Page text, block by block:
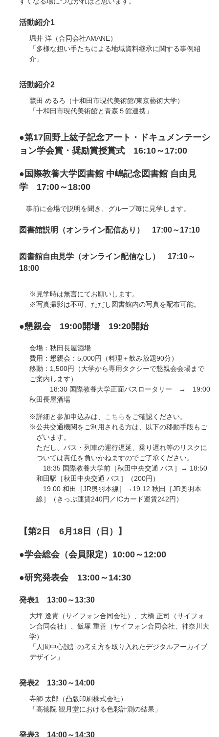
活動紹介1
堀井 洋（合同会社AMANE）
「多様な担い手たちによる地域資料継承に関する事例紹
介」
活動紹介2
鷲田 めるろ（十和田市現代美術館/東京藝術大学）
「十和田市現代美術館と青森５館連携」
●第17回野上紘子記念アート・ドキュメンテーシ
ョン学会賞・奨励賞授賞式 16:10～17:00
●国際教養大学図書館 中嶋記念図書館 自由見
学 17:00～18:00
事前に会場で説明を聞き、グループ毎に見学します。
図書館説明（オンライン配信あり） 17:00～17:10
図書館自由見学（オンライン配信なし） 17:10～
18:00
見学時は無言にてお願いします。
写真撮影は不可、ただし図書館内の写真を配布可能。
●懇親会 19:00開場 19:20開始
会場：秋田長屋酒場
費用：懇親会：5,000円（料理＋飲み放題90分）
移動：1,500円（大学から専用タクシーで懇親会会場まで
ご案内します）
18:30 国際教養大学正面バスロータリー → 19:00
秋田長屋酒場
詳細と参加申込みは、 こちらをご確認ください。
公共交通機関をご利用される方は、以下の移動手段もご
ざいます。
ただし、バス・列車の運行遅延、乗り遅れ等のリスクに
ついては責任を負いかねますのでご了承ください。
18:35 国際教養大学前［秋田中央交通 バス］→ 18:50
和田駅［秋田中央交通 バス］（200円）
19:00 和田［JR奥羽本線］→19:12 秋田［JR奥羽本
線］（きっぷ運賃240円／ICカード運賃242円）
【第2日 6月18日（日）】
●学会総会（会員限定）10:00～12:00
●研究発表会 13:00～14:30
発表1 13:00～13:30
大坪 逸貴（サイフォン合同会社）、大橋 正司（サイフォ
ン合同会社）、飯塚 重善（サイフォン合同会社、神奈川大
学）
「人間中心設計の考え方を取り入れたデジタルアーカイブ
デザイン」
発表2 13:30～14:00
寺師 太郎（凸版印刷株式会社）
「高徳院 観月堂における色彩計測の結果」
発表3 14:00～14:30